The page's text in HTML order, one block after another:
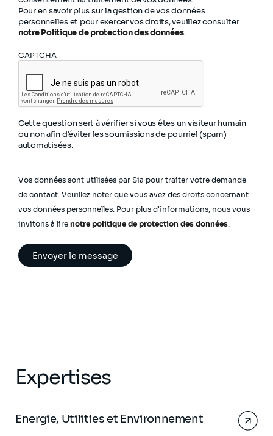
Pour en savoir plus sur la gestion de vos données
personnelles et pour exercer vos droits, veuillez consulter
notre Politique de protection des données.
CAPTCHA
Cette question sert à vérifier si vous êtes un visiteur humain
ou non afin d'éviter les soumissions de pourriel (spam)
automatisées.
Vos données sont utilisées par Sia pour traiter votre demande
de contact. Veuillez noter que vous avez des droits concernant
vos données personnelles. Pour plus d'informations, nous vous
invitons à lire notre politique de protection des données.
Expertises
Energie, Utilities et Environnement